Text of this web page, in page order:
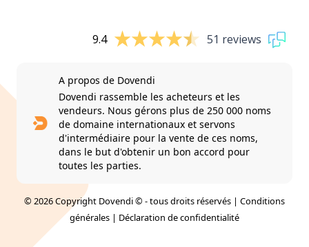
9.4 51 reviews
A propos de Dovendi
Dovendi rassemble les acheteurs et les
vendeurs. Nous gérons plus de 250 000 noms
de domaine internationaux et servons
d'intermédiaire pour la vente de ces noms,
dans le but d'obtenir un bon accord pour
toutes les parties.
© 2026 Copyright Dovendi © - tous droits réservés | Conditions
générales | Déclaration de confidentialité